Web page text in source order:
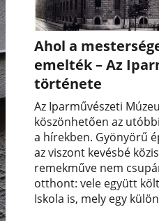
Ahol a
emelték – Az
története
Az Iparművészeti
köszönhetően az
a hírekben. Gyönyörű
az viszont kevésbé
remekműve nem
otthont: vele együtt
Iskola is, mely egy